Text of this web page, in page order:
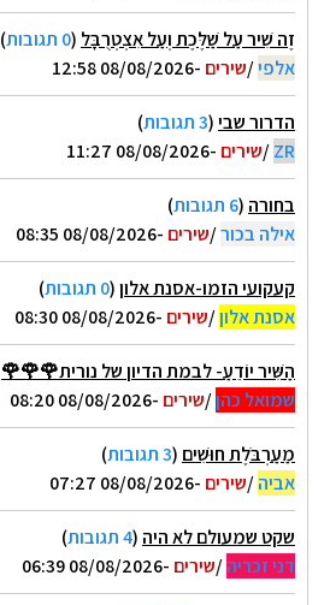
זֶה שִׁיר עַל שַׁלֶּכֶת וְעַל אִצְטְרֻבָּל (0 תגובות
)
אלפי/שירים -08/08/2026 12:58
הדרור שבי(3 תגובות
)
ZR
/שירים -08/08/2026 11:27
בחורה (6 תגובות
)
אילה בכור/שירים -08/08/2026 08:35
קעקועי הזמו-אסנת אלון(0 תגובות
)
אסנת אלון/שירים -08/08/2026 08:30
הַשִּׁיר יוֹדֵעַ- לבמת הדיון של נורית🌹🌹🌹
שמואל כהן/שירים -08/08/2026 08:20
מַעַרְבֹּלֶת חוּשִׁים (3 תגובות
)
אביה/שירים -08/08/2026 07:27
שקט שמעולם לא היה (4 תגובות
)
דני זכריה/שירים -08/08/2026 06:39